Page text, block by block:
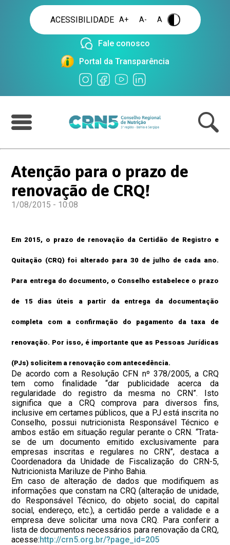
ACESSIBILIDADE A+ A- A .
Fale conosco
Portal da Transparência
Atenção para o prazo de
renovação de CRQ!
1/08/2015 - 10:08
Em 2015, o prazo de renovação da Certidão de Registro e
Quitação (CRQ) foi alterado para 30 de julho de cada ano.
Para entrega do documento, o Conselho estabelece o prazo
de 15 dias úteis a partir da entrega da documentação
completa com a confirmação do pagamento da taxa de
renovação. Por isso, é importante que as Pessoas Jurídicas
(PJs) solicitem a renovação com antecedência.
De acordo com a Resolução CFN nº 378/2005, a CRQ
tem como finalidade “dar publicidade acerca da
regularidade do registro da mesma no CRN”. Isto
significa que a CRQ comprova para diversos fins,
inclusive em certames públicos, que a PJ está inscrita no
Conselho, possui nutricionista Responsável Técnico e
ambos estão em situação regular perante o CRN. “Trata-
se de um documento emitido exclusivamente para
empresas inscritas e regulares no CRN”, destaca a
Coordenadora da Unidade de Fiscalização do CRN-5,
Nutricionista Mariluze de Pinho Bahia.
Em caso de alteração de dados que modifiquem as
informações que constam na CRQ (alteração de unidade,
do Responsável Técnico, do objeto social, do capital
social, endereço, etc.), a certidão perde a validade e a
empresa deve solicitar uma nova CRQ. Para conferir a
lista de documentos necessários para renovação da CRQ,
acesse:http://crn5.org.br/?page_id=205